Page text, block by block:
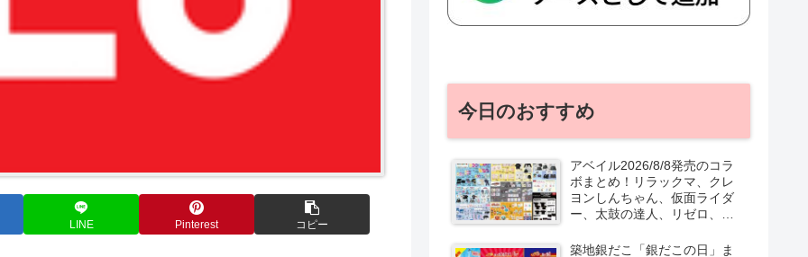
LINE Pinterest コピー
今日のおすすめ
アベイル2026/8/8発売のコラ
ボまとめ！リラックマ、クレ
ヨンしんちゃん、仮面ライダ
ー、太鼓の達人、リゼロ、テ
口コミ、入荷数、行列、売り
築地銀だこ「銀だこの日」ま